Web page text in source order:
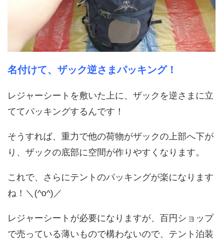
名付けて、ザック逆さまパッキング！
レジャーシートを敷いた上に、ザックを逆さまに立
ててパッキングするんです！
そうすれば、重力で他の荷物がザックの上部へ下が
り、ザックの底部に空間が作りやすくなります。
これで、さらにテントのパッキングが楽になります
ね！＼(^o^)／
レジャーシートが必要になりますが、百円ショップ
で売っている薄いもので構わないので、テント泊装